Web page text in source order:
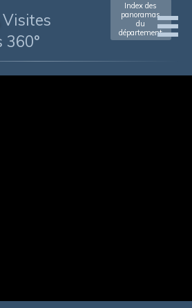
Visites
Index des
panoramas
du
département